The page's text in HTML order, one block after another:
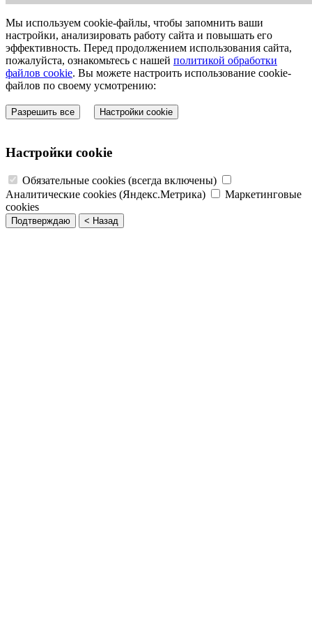
Мы используем cookie-файлы, чтобы запомнить ваши
настройки, анализировать работу сайта и повышать его
эффективность. Перед продолжением использования сайта,
пожалуйста, ознакомьтесь с нашей политикой обработки
файлов cookie. Вы можете настроить использование cookie-
файлов по своему усмотрению:
Разрешить все Настройки cookie
Настройки cookie
Обязательные cookies (всегда включены)
Аналитические cookies (Яндекс.Метрика)
Маркетинговые
cookies
Подтверждаю < Назад